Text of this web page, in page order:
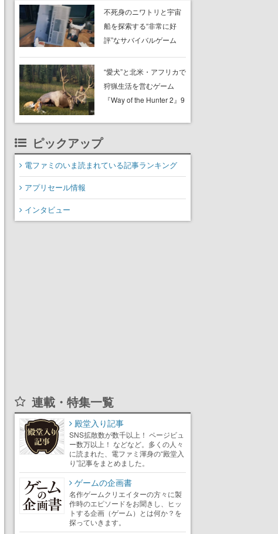
不死身のニワトリと宇宙
船を探索する“非常に好
評”なサバイバルゲーム
配布中。入手できる期間
は8月10日まで
“愛犬”と北米・アフリカで
狩猟生活を営むゲーム
『Way of the Hunter 2』9
て登場し、冒険を重ねる
と成長する。記念撮影も
ピックアップ
電ファミのいま読まれている記事ランキング
アプリセール情報
インタビュー
連載・特集一覧
殿堂入り記事
SNS拡散数が数千以上！ ページビュ
ー数万以上！ などなど。多くの人々
に読まれた、電ファミ渾身の“殿堂入
り”記事をまとめました。
ゲームの企画書
名作ゲームクリエイターの方々に製
作時のエピソードをお聞きし、ヒッ
トする企画（ゲーム）とは何か？を
探っていきます。